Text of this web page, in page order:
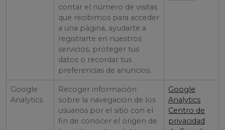
contar el número de visitas
que recibimos para acceder
a una página, ayudarte a
registrarte en nuestros
servicios, proteger tus
datos o recordar tus
preferencias de anuncios.
Google
Analytics
Recoger información
sobre la navegación de los
usuarios por el sitio con el
fin de conocer el origen de
Google
Analytics
Centro de
privacidad